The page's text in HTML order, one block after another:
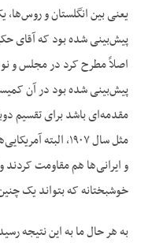
یعنی بین انگلستان و
پیش‌بینی شده بود که آقای
اصلاً مطرح کرد در مجلس و
پیش‌بینی شده بود در آن
مقدمه‌ای باشد برای تقسیم
مثل سال ۱۹۰۷،
و ایرانی‌ها هم مقاومت
خوشبختانه که بتواند یک
به هر حال ما به این نتیجه